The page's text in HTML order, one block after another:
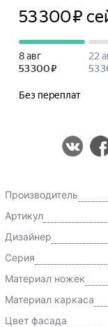
Производитель
Артикул
Дизайнер
Серия
Материал ножек
Материал каркаса
Цвет фасада